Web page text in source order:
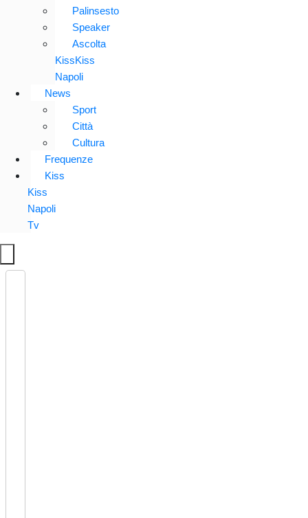
Palinsesto
Speaker
Ascolta
KissKiss
Napoli
News
Sport
Città
Cultura
Frequenze
Kiss
Kiss
Napoli
Tv